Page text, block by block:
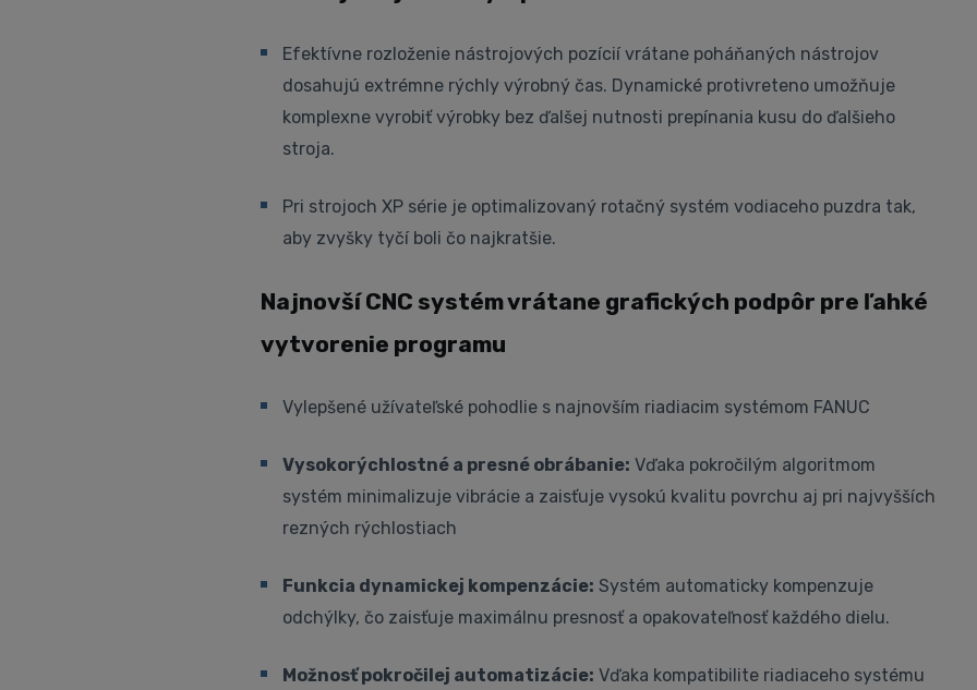
Efektívne rozloženie nástrojových pozícií vrátane poháňaných nástrojov
dosahujú extrémne rýchly výrobný čas. Dynamické protivreteno umožňuje
komplexne vyrobiť výrobky bez ďalšej nutnosti prepínania kusu do ďalšieho
stroja.
Pri strojoch XP série je optimalizovaný rotačný systém vodiaceho puzdra tak,
aby zvyšky tyčí boli čo najkratšie.
Najnovší CNC systém vrátane grafických podpôr pre ľahké
vytvorenie programu
Vylepšené užívateľské pohodlie s najnovším riadiacim systémom FANUC
Vysokorýchlostné a presné obrábanie: Vďaka pokročilým algoritmom
systém minimalizuje vibrácie a zaisťuje vysokú kvalitu povrchu aj pri najvyšších
rezných rýchlostiach
Funkcia dynamickej kompenzácie: Systém automaticky kompenzuje
odchýlky, čo zaisťuje maximálnu presnosť a opakovateľnosť každého dielu.
Možnosť pokročilej automatizácie: Vďaka kompatibilite riadiaceho systému